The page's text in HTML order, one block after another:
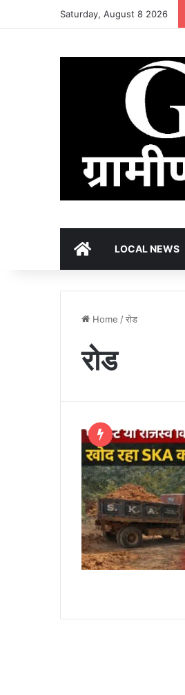
Saturday, August 8 2026
HOMELOCAL NEWS
Home /रोड
रोड